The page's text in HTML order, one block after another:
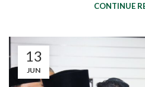
CONTINUE
13
JUN